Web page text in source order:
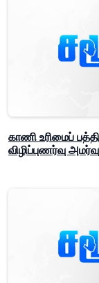
காணி உரிமைப்
விழிப்புணர்வு